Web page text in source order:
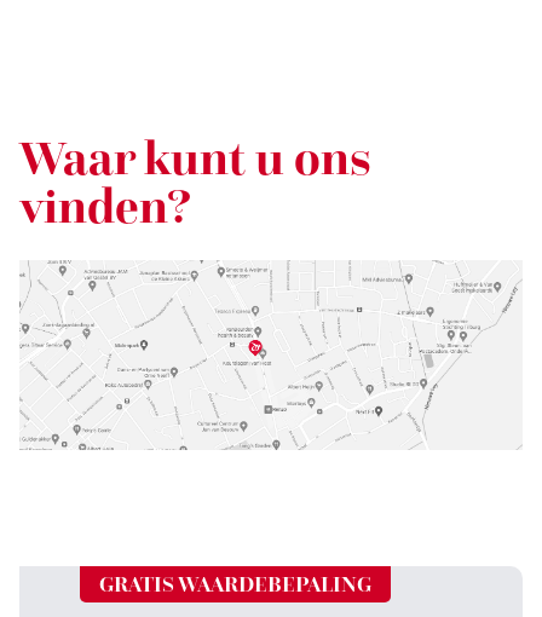
Waar kunt u ons
vinden?
GRATIS WAARDEBEPALING